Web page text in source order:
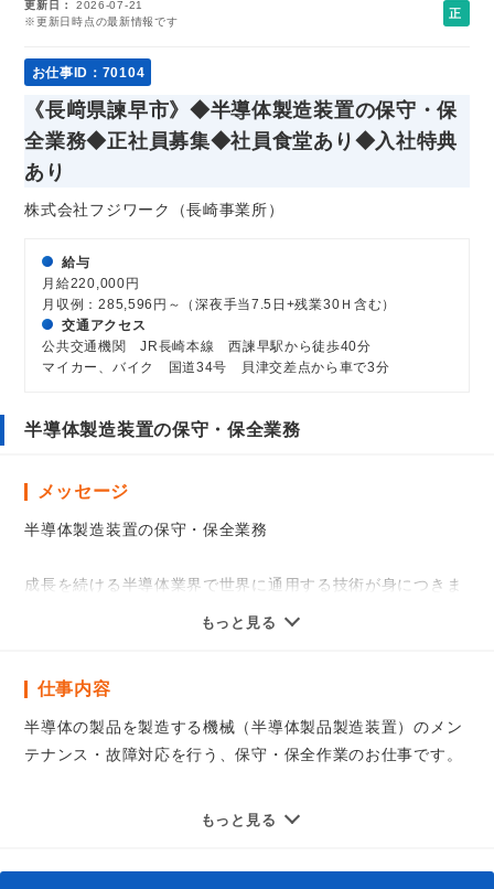
更新日
2026-07-21
※更新日時点の最新情報です
正
お仕事ID：70104
《長﨑県諫早市》◆半導体製造装置の保守・保
全業務◆正社員募集◆社員食堂あり◆入社特典
あり
株式会社フジワーク（長崎事業所）
給与
月給220,000円
月収例：285,596円～（深夜手当7.5日+残業30Ｈ含む）
交通アクセス
公共交通機関 JR長崎本線 西諫早駅から徒歩40分
マイカー、バイク 国道34号 貝津交差点から車で3分
半導体製造装置の保守・保全業務
メッセージ
半導体製造装置の保守・保全業務
成長を続ける半導体業界で世界に通用する技術が身につきま
していただき、最先端の技術や専門知識を習得できます。世
界中のものづくりを支える分野で実践的な経験を積みながら
活躍できる技術者を目指せる環境です。
ス等の入社時教育を実施します。経験豊富な専任トレーナー
もっと見る
仕事内容
半導体の製品を製造する機械（半導体製品製造装置）のメン
テナンス・故障対応を行う、保守・保全作業のお仕事です。
お仕事の内容説明としては
もっと見る